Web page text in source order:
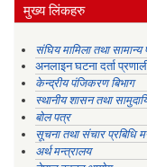
मुख्य लिंकहरु
संघिय मामिला तथा
अनलाइन घटना दर्ता
केन्द्रीय पंजिकरण बिभाग
स्थानीय शासन तथा
बोल पत्र
सूचना तथा संचार प्रबिधि
अर्थ मन्त्रालय